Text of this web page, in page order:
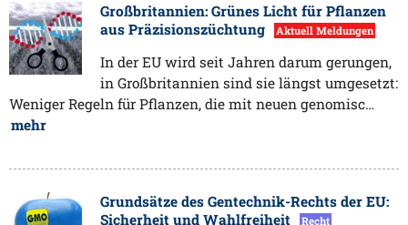
Großbritannien: Grünes Licht für Pflanzen
aus Präzisionszüchtung
Aktuell Meldungen
In der EU wird seit Jahren darum gerungen,
in Großbritannien sind sie längst umgesetzt:
Weniger Regeln für Pflanzen, die mit neuen genomisc…
mehr
Grundsätze des Gentechnik-Rechts der EU:
Sicherheit und Wahlfreiheit
Recht